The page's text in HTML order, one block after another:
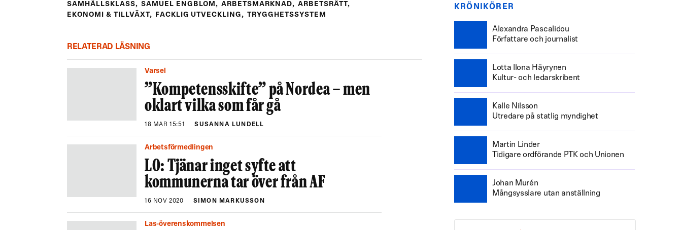
SAMHÄLLSKLASS, SAMUEL ENGBLOM, ARBETSMARKNAD, ARBETSRÄTT,
EKONOMI & TILLVÄXT, FACKLIG UTVECKLING, TRYGGHETSSYSTEM
RELATERAD LÄSNING
Varsel
”Kompetensskifte” på Nordea – men
oklart vilka som får gå
18 MAR 15:51 SUSANNA LUNDELL
Arbetsförmedlingen
LO: Tjänar inget syfte att
kommunerna tar över från AF
16 NOV 2020 SIMON MARKUSSON
Las-överenskommelsen
KRÖNIKÖRER
Alexandra Pascalidou
Författare och journalist
Lotta Ilona Häyrynen
Kultur- och ledarskribent
Kalle Nilsson
Utredare på statlig myndighet
Martin Linder
Tidigare ordförande PTK och Unionen
Johan Murén
Mångsysslare utan anställning